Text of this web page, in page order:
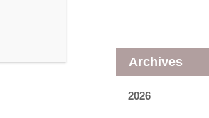
Archives
2026